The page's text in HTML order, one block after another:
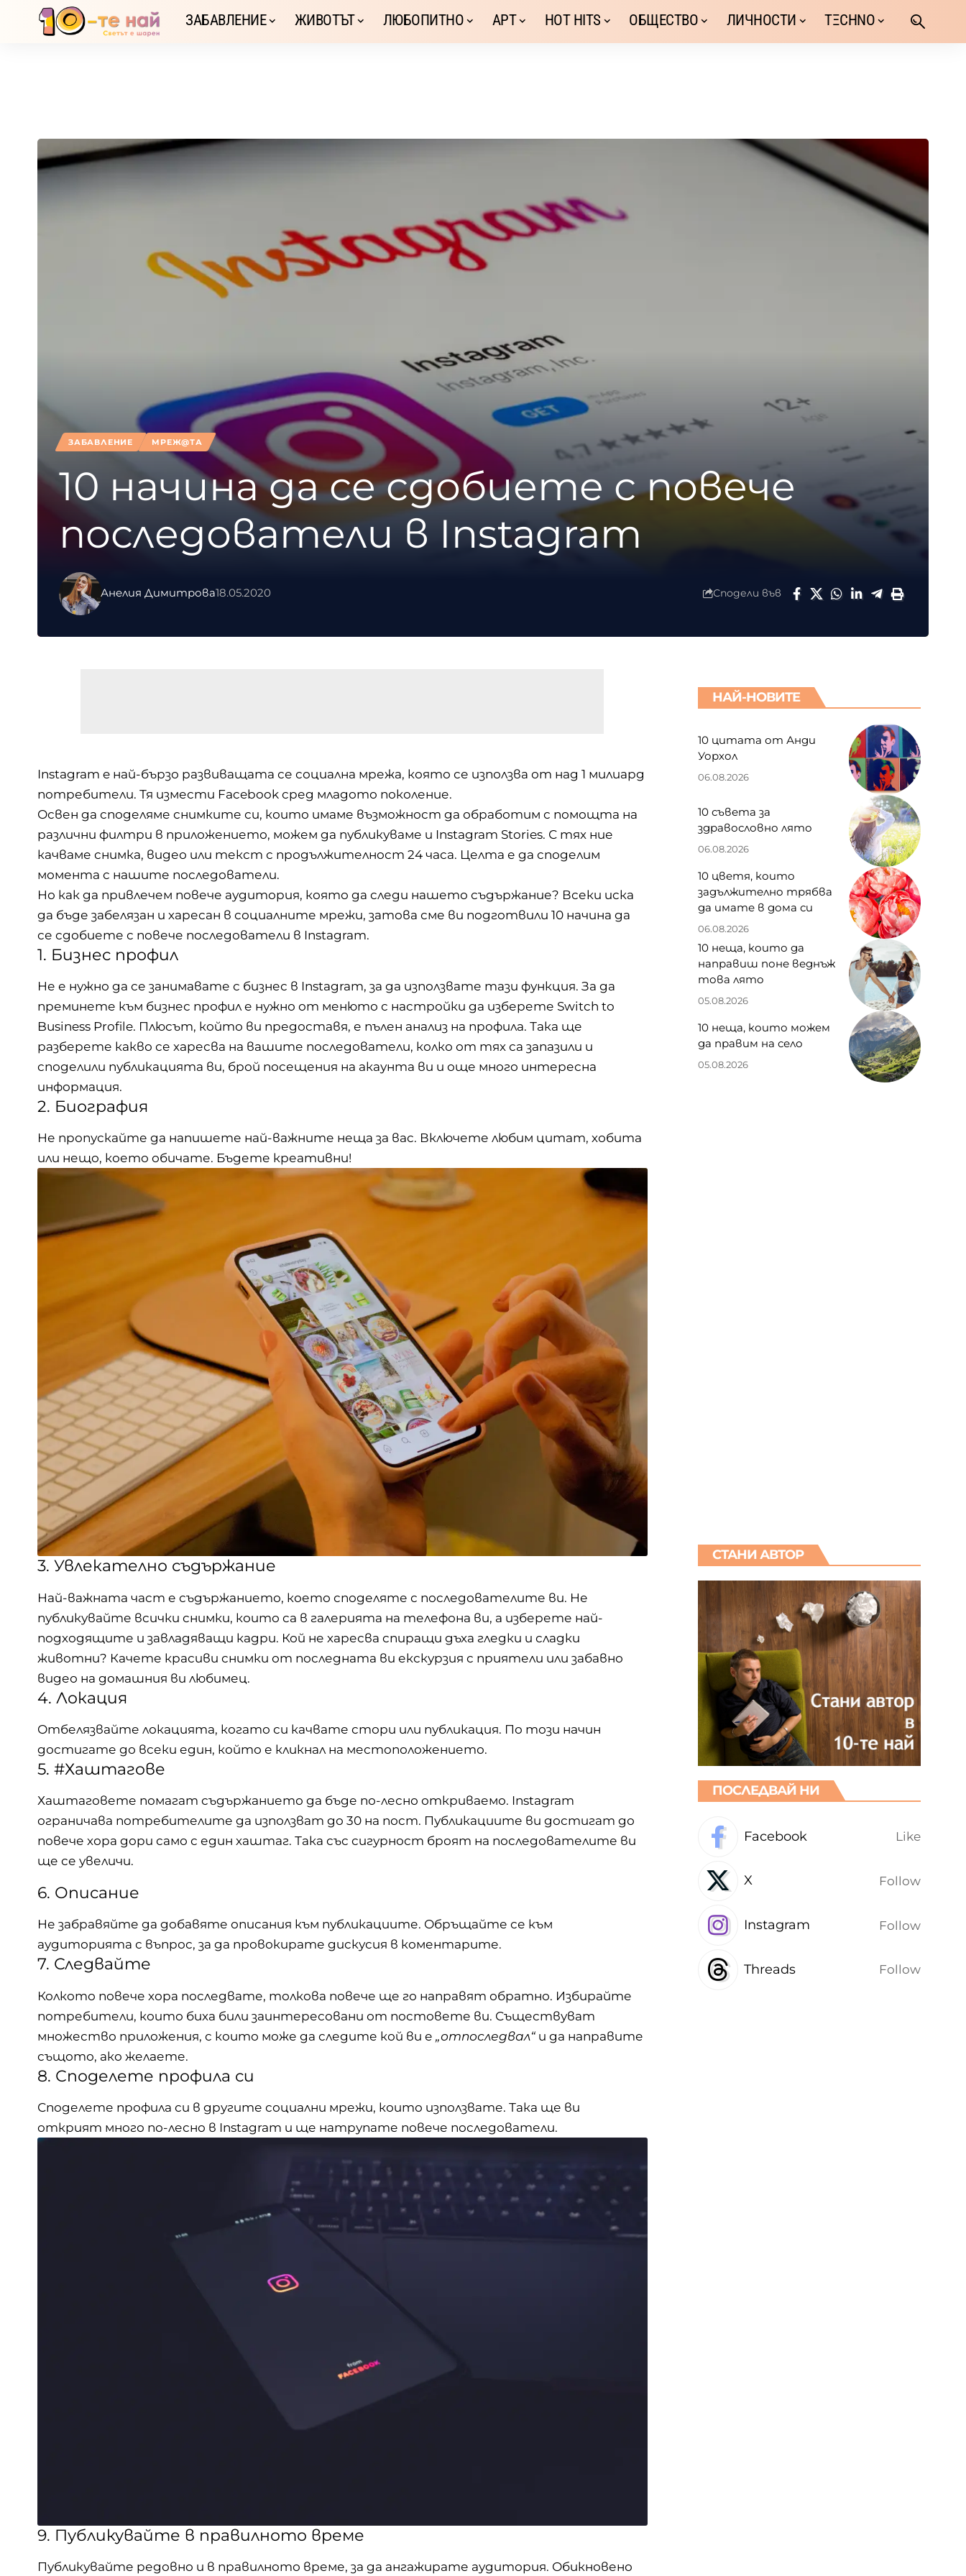
ЗАБАВЛЕНИЕ ЖИВОТЪТ ЛЮБОПИТНО АРТ HOT HITS ОБЩЕСТВО ЛИЧНОСТИ TΞCHNO
ЗАБАВЛЕНИЕ МРЕЖ@ТА
10 начина да се сдобиете с повече
последователи в Instagram
Анелия Димитрова18.05.2020 Сподели във
Instagram e най-бързо развиващата се социална мрежа, която се използва от над 1 милиард
потребители. Тя измести Facebook сред младото поколение.
Освен да споделяме снимките си, които имаме възможност да обработим с помощта на
различни филтри в приложението, можем да публикуваме и Instagram Stories. С тях ние
качваме снимка, видео или текст с продължителност 24 часа. Целта е да споделим
момента с нашите последователи.
Но как да привлечем повече аудитория, която да следи нашето съдържание? Всеки иска
да бъде забелязан и харесан в социалните мрежи, затова сме ви подготвили 10 начина да
се сдобиете с повече последователи в Instagram.
1. Бизнес профил
Не е нужно да се занимавате с бизнес в Instagram, за да използвате тази функция. За да
преминете към бизнес профил е нужно от менюто с настройки да изберете Switch to
Business Profile. Плюсът, който ви предоставя, е пълен анализ на профила. Така ще
разберете какво се харесва на вашите последователи, колко от тях са запазили и
споделили публикацията ви, брой посещения на акаунта ви и още много интересна
информация.
2. Биография
Не пропускайте да напишете най-важните неща за вас. Включете любим цитат, хобита
или нещо, което обичате. Бъдете креативни!
3. Увлекателно съдържание
Най-важната част е съдържанието, което споделяте с последователите ви. Не
публикувайте всички снимки, които са в галерията на телефона ви, а изберете най-
подходящите и завладяващи кадри. Кой не харесва спиращи дъха гледки и сладки
животни? Качете красиви снимки от последната ви екскурзия с приятели или забавно
видео на домашния ви любимец.
4. Локация
Отбелязвайте локацията, когато си качвате стори или публикация. По този начин
достигате до всеки един, който е кликнал на местоположението.
5. #Хаштагове
Хаштаговете помагат съдържанието да бъде по-лесно откриваемо. Instagram
ограничава потребителите да използват до 30 на пост. Публикациите ви достигат до
повече хора дори само с един хаштаг. Така със сигурност броят на последователите ви
ще се увеличи.
6. Описание
Не забравяйте да добавяте описания към публикациите. Обръщайте се към
аудиторията с въпрос, за да провокирате дискусия в коментарите.
7. Следвайте
Колкото повече хора последвате, толкова повече ще го направят обратно. Избирайте
потребители, които биха били заинтересовани от постовете ви. Съществуват
множество приложения, с които може да следите кой ви е „отпоследвал“ и да направите
същото, ако желаете.
8. Споделете профила си
Споделете профила си в другите социални мрежи, които използвате. Така ще ви
открият много по-лесно в Instagram и ще натрупате повече последователи.
9. Публикувайте в правилното време
Публикувайте редовно и в правилното време, за да ангажирате аудитория. Обикновено
НАЙ-НОВИТЕ
10 цитата от Анди
Уорхол
06.08.2026
10 съвета за
здравословно лято
06.08.2026
10 цветя, които
задължително трябва
да имате в дома си
06.08.2026
10 неща, които да
направиш поне веднъж
това лято
05.08.2026
10 неща, които можем
да правим на село
05.08.2026
СТАНИ АВТОР
ПОСЛЕДВАЙ НИ
Facebook Like
X Follow
Instagram Follow
Threads Follow